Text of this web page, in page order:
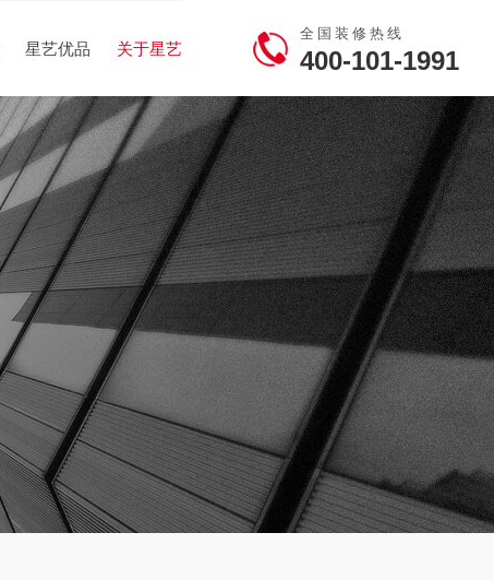
星艺优品 关于星艺
全国装修热线
400-101-1991